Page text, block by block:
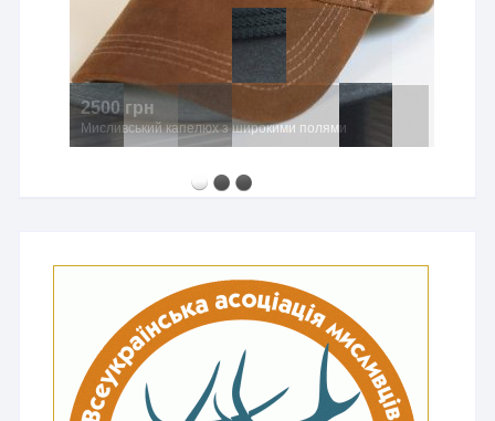
2500 грн
Мисливський капелюх з широкими полями